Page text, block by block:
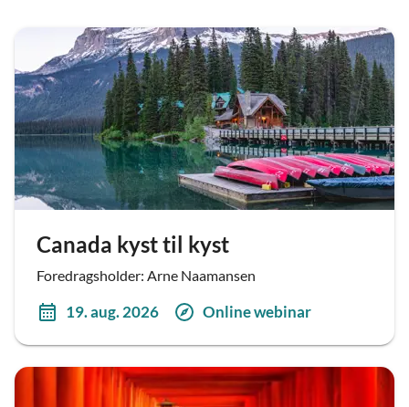
Canada kyst til kyst
Foredragsholder: Arne Naamansen
19. aug. 2026 Online webinar